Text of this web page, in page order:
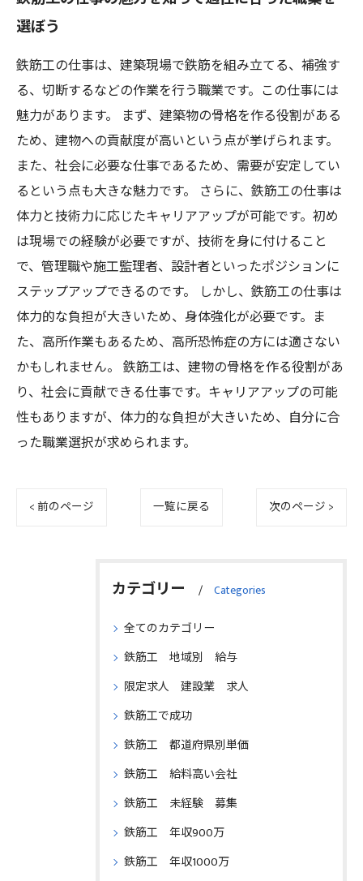
選ぼう
鉄筋工の仕事は、建築現場で鉄筋を組み立てる、補強す
る、切断するなどの作業を行う職業です。この仕事には
魅力があります。 まず、建築物の骨格を作る役割がある
ため、建物への貢献度が高いという点が挙げられます。
また、社会に必要な仕事であるため、需要が安定してい
るという点も大きな魅力です。 さらに、鉄筋工の仕事は
体力と技術力に応じたキャリアアップが可能です。初め
は現場での経験が必要ですが、技術を身に付けること
で、管理職や施工監理者、設計者といったポジションに
ステップアップできるのです。 しかし、鉄筋工の仕事は
体力的な負担が大きいため、身体強化が必要です。ま
た、高所作業もあるため、高所恐怖症の方には適さない
かもしれません。 鉄筋工は、建物の骨格を作る役割があ
り、社会に貢献できる仕事です。キャリアアップの可能
性もありますが、体力的な負担が大きいため、自分に合
った職業選択が求められます。
< 前のページ 一覧に戻る 次のページ >
カテゴリー Categories
全てのカテゴリー
鉄筋工 地域別 給与
限定求人 建設業 求人
鉄筋工で成功
鉄筋工 都道府県別単価
鉄筋工 給料高い会社
鉄筋工 未経験 募集
鉄筋工 年収900万
鉄筋工 年収1000万